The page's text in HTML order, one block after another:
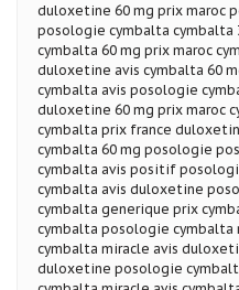
duloxetine 60 mg prix maroc
posologie cymbalta cymbalta
cymbalta 60 mg prix maroc
duloxetine avis cymbalta 60
cymbalta avis posologie
duloxetine 60 mg prix maroc
cymbalta prix france
cymbalta 60 mg posologie
cymbalta avis positif
cymbalta avis duloxetine
cymbalta generique prix
cymbalta posologie cymbalta
cymbalta miracle avis
duloxetine posologie